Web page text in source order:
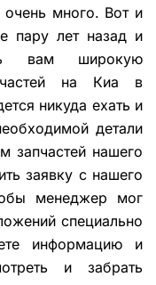
много. Вот и
пару лет назад и
вам широкую
на Киа в
никуда ехать и
детали
запчастей нашего
заявку с нашего
менеджер мог
специально
информацию и
и забрать